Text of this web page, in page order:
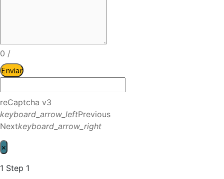
0 /
Enviar
reCaptcha v3
keyboard_arrow_leftPrevious
Nextkeyboard_arrow_right
×
1 Step 1